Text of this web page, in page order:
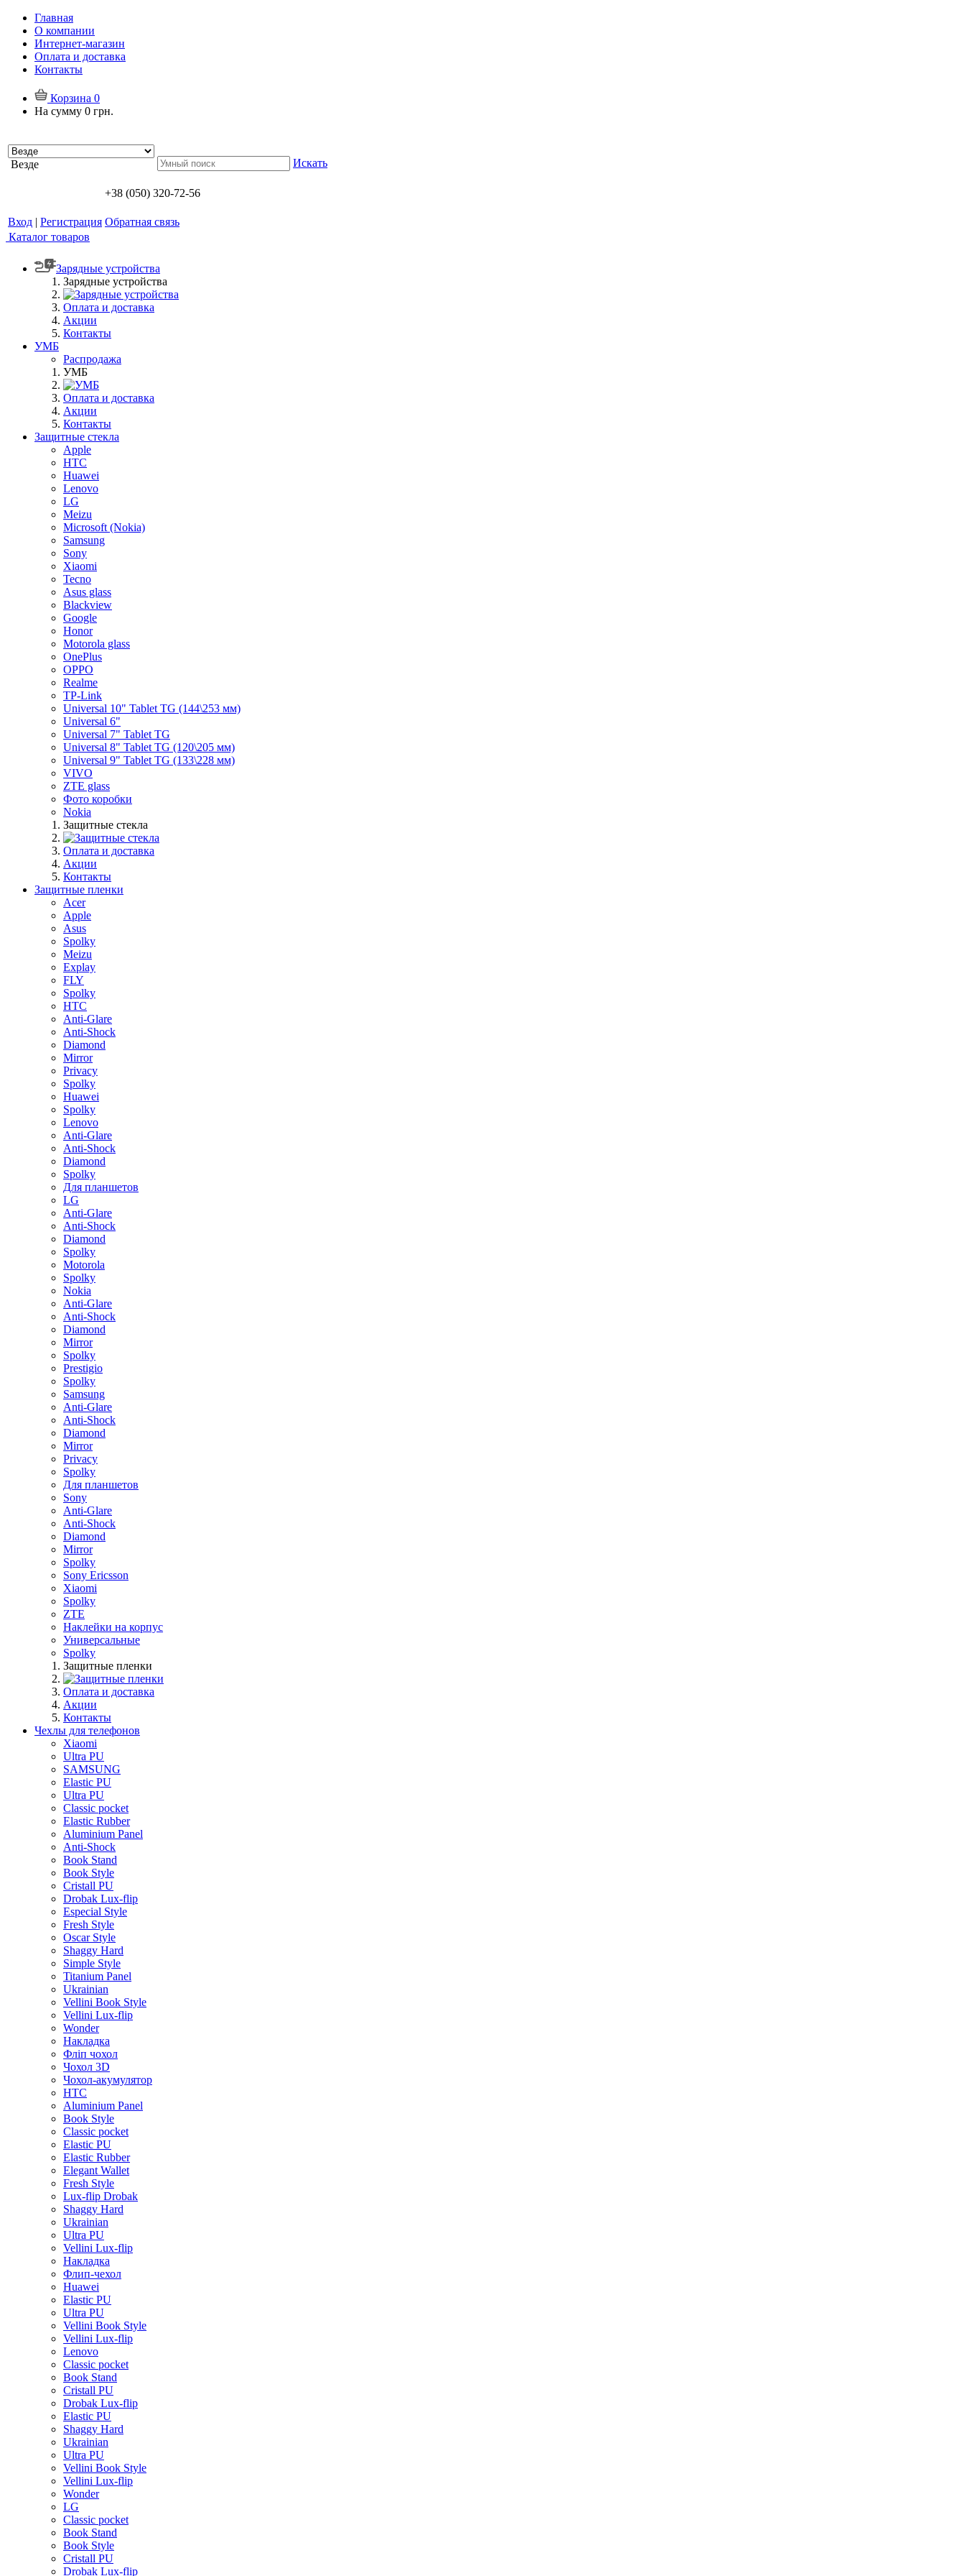
Главная
О компании
Интернет-магазин
Оплата и доставка
Контакты
Корзина 0
На сумму 0 грн.
Везде Искать
+38 (050) 320-72-56
Вход | Регистрация Обратная связь
Каталог товаров
Зарядные устройства
Зарядные устройства
Оплата и доставка
Акции
Контакты
УМБ
Распродажа
УМБ
Оплата и доставка
Акции
Контакты
Защитные стекла
Apple
HTC
Huawei
Lenovo
LG
Meizu
Microsoft (Nokia)
Samsung
Sony
Xiaomi
Tecno
Asus glass
Blackview
Google
Honor
Motorola glass
OnePlus
OPPO
Realme
TP-Link
Universal 10" Tablet TG (144\253 мм)
Universal 6"
Universal 7" Tablet TG
Universal 8" Tablet TG (120\205 мм)
Universal 9" Tablet TG (133\228 мм)
VIVO
ZTE glass
Фото коробки
Nokia
Защитные стекла
Оплата и доставка
Акции
Контакты
Защитные пленки
Acer
Apple
Asus
Spolky
Meizu
Explay
FLY
Spolky
HTC
Anti-Glare
Anti-Shock
Diamond
Mirror
Privacy
Spolky
Huawei
Spolky
Lenovo
Anti-Glare
Anti-Shock
Diamond
Spolky
Для планшетов
LG
Anti-Glare
Anti-Shock
Diamond
Spolky
Motorola
Spolky
Nokia
Anti-Glare
Anti-Shock
Diamond
Mirror
Spolky
Prestigio
Spolky
Samsung
Anti-Glare
Anti-Shock
Diamond
Mirror
Privacy
Spolky
Для планшетов
Sony
Anti-Glare
Anti-Shock
Diamond
Mirror
Spolky
Sony Ericsson
Xiaomi
Spolky
ZTE
Наклейки на корпус
Универсальные
Spolky
Защитные пленки
Оплата и доставка
Акции
Контакты
Чехлы для телефонов
Xiaomi
Ultra PU
SAMSUNG
Elastic PU
Ultra PU
Classic pocket
Elastic Rubber
Aluminium Panel
Anti-Shock
Book Stand
Book Style
Cristall PU
Drobak Lux-flip
Especial Style
Fresh Style
Oscar Style
Shaggy Hard
Simple Style
Titanium Panel
Ukrainian
Vellini Book Style
Vellini Lux-flip
Wonder
Накладка
Фліп чохол
Чохол 3D
Чохол-акумулятор
HTC
Aluminium Panel
Book Style
Classic pocket
Elastic PU
Elastic Rubber
Elegant Wallet
Fresh Style
Lux-flip Drobak
Shaggy Hard
Ukrainian
Ultra PU
Vellini Lux-flip
Накладка
Флип-чехол
Huawei
Elastic PU
Ultra PU
Vellini Book Style
Vellini Lux-flip
Lenovo
Classic pocket
Book Stand
Cristall PU
Drobak Lux-flip
Elastic PU
Shaggy Hard
Ukrainian
Ultra PU
Vellini Book Style
Vellini Lux-flip
Wonder
LG
Classic pocket
Book Stand
Book Style
Cristall PU
Drobak Lux-flip